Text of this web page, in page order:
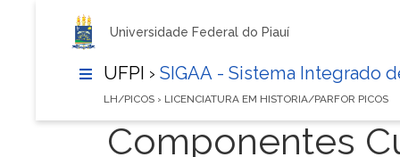
Universidade Federal do Piauí
UFPI › SIGAA - Sistema Integrado
LH/PICOS › LICENCIATURA EM HISTORIA/PARFOR PICOS
Componentes